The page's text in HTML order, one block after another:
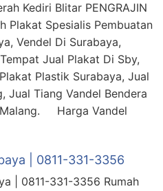
Kediri Blitar PENGRAJIN
Plakat Spesialis Pembuatan
Vendel Di Surabaya,
Jual Plakat Di Sby,
Plastik Surabaya, Jual
Jual Tiang Vandel Bendera
Malang. Harga Vandel
| 0811-331-3356
| 0811-331-3356 Rumah